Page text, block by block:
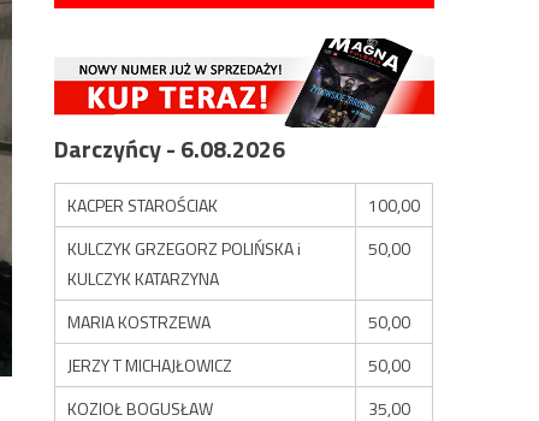
Darczyńcy - 6.08.2026
KACPER STAROŚCIAK
100,00
KULCZYK GRZEGORZ POLIŃSKA i
KULCZYK KATARZYNA
50,00
MARIA KOSTRZEWA
50,00
JERZY T MICHAJŁOWICZ
50,00
KOZIOŁ BOGUSŁAW
35,00